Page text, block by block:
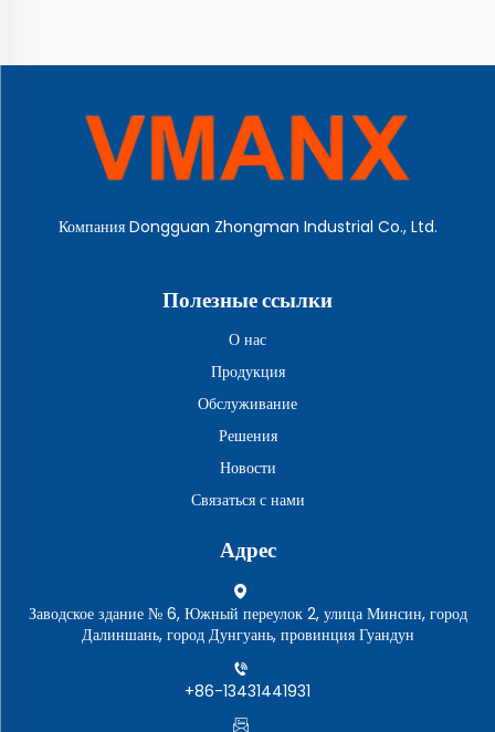
Компания Dongguan Zhongman Industrial Co., Ltd.
Полезные ссылки
О нас
Продукция
Обслуживание
Решения
Новости
Связаться с нами
Адрес
Заводское здание № 6, Южный переулок 2, улица Минсин, город
Далиншань, город Дунгуань, провинция Гуандун
+86-13431441931